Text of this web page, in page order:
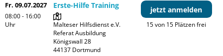
Fr. 09.07.2027
08:00 - 16:00
Uhr
Erste-Hilfe Training
Malteser Hilfsdienst e.V.
Referat Ausbildung
Königswall 28
44137 Dortmund
jetzt anmelden
15 von 15 Plätzen frei